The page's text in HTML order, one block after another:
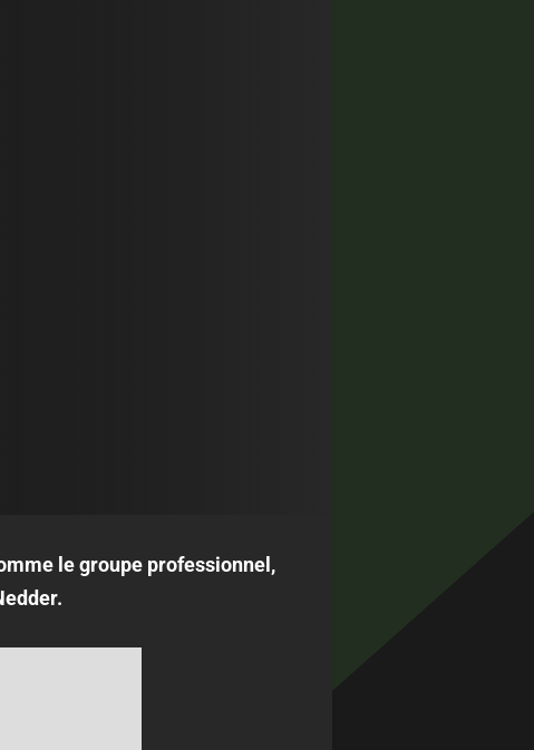
le groupe professionnel,